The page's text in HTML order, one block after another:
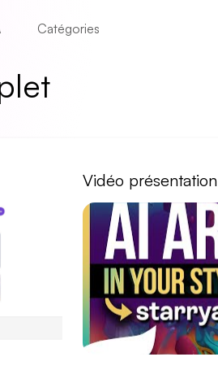
Catégories
Vidéo présentation